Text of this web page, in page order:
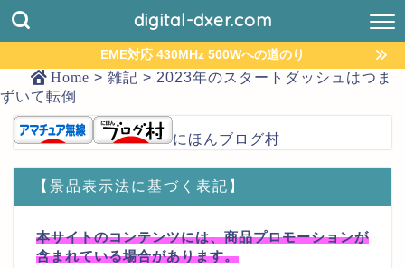
digital-dxer.com
EME対応 430MHz 500Wへの道のり
Home > 雑記 > 2023年のスタートダッシュはつま
ずいて転倒
にほんブログ村
【景品表示法に基づく表記】
本サイトのコンテンツには、商品プロモーションが
含まれている場合があります。